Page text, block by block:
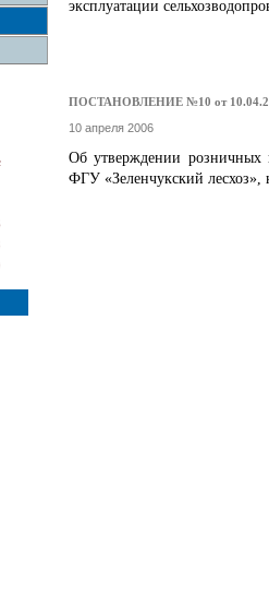
эксплуатации
ПОСТАНОВЛЕНИЕ №10 от
10 апреля 2006
Об утверждении розничных
ФГУ «Зеленчукский лесхоз»,